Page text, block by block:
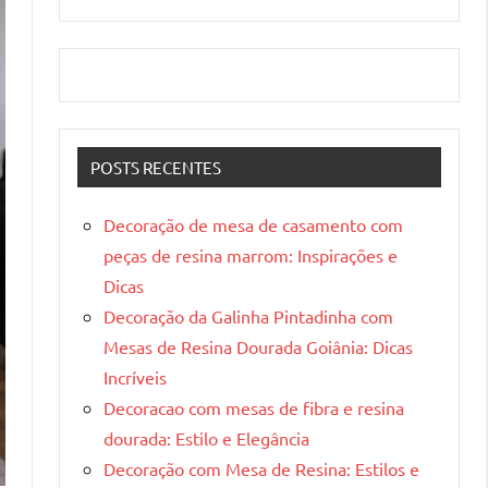
POSTS RECENTES
Decoração de mesa de casamento com
peças de resina marrom: Inspirações e
Dicas
Decoração da Galinha Pintadinha com
Mesas de Resina Dourada Goiânia: Dicas
Incríveis
Decoracao com mesas de fibra e resina
dourada: Estilo e Elegância
Decoração com Mesa de Resina: Estilos e